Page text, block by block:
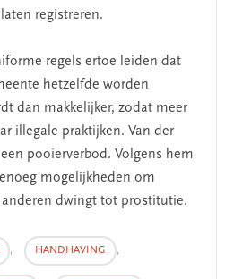
registreren.
regels ertoe leiden dat
hetzelfde worden
dan makkelijker, zodat meer
illegale praktijken. Van der
pooierverbod. Volgens hem
mogelijkheden om
dwingt tot prostitutie.
, HANDHAVING ,